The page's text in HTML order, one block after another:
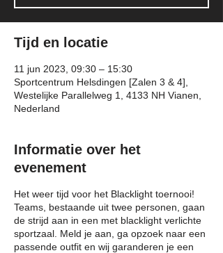
Tijd en locatie
11 jun 2023, 09:30 – 15:30
Sportcentrum Helsdingen [Zalen 3 & 4],
Westelijke Parallelweg 1, 4133 NH Vianen,
Nederland
Informatie over het
evenement
Het weer tijd voor het Blacklight toernooi!
Teams, bestaande uit twee personen, gaan
de strijd aan in een met blacklight verlichte
sportzaal. Meld je aan, ga opzoek naar een
passende outfit en wij garanderen je een